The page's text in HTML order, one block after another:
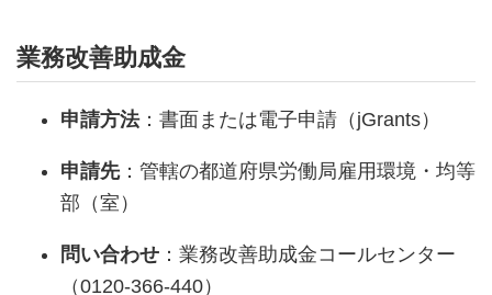
業務改善助成金
申請方法：書面または電子申請（jGrants）
申請先：管轄の都道府県労働局雇用環境・均等
部（室）
問い合わせ ：業務改善助成金コールセンター
（0120-366-440）